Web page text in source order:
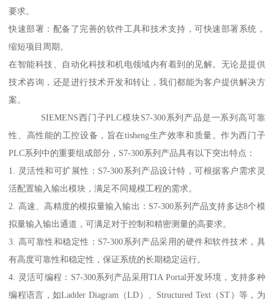
要求。
快速部署：配备了完善的软件工具和技术支持，可快速部署系统，
缩短项目周期。
在智能科技、自动化科技和机电领域内有着到的见解。无论是提供
技术咨询，还是进行技术开发和转让，我们都能为客户提供解决方
案。
SIEMENS西门子PLC模块S7-300系列产品是一系列高可靠
性、高性能的工控设备，旨在tisheng生产效率和质量。作为西门子
PLC系列中的重要组成部分，S7-300系列产品具有以下突出特点：
1. 灵活性和可扩展性：S7-300系列产品设计特，可根据客户需求灵
活配置输入输出模块，满足不同规模工程的需求。
2. 高速、高精度的模拟量输入输出：S7-300系列产品支持多达8个模
拟量输入输出通道，可满足对于控制和精密测量的高要求。
3. 高可靠性和稳定性：S7-300系列产品采用的硬件和软件技术，具
有高度可靠性和稳定性，保证系统的长期稳定运行。
4. 灵活可编程：S7-300系列产品采用TIA Portal开发环境，支持多种
编程语言，如Ladder Diagram（LD）、Structured Text（ST）等，为